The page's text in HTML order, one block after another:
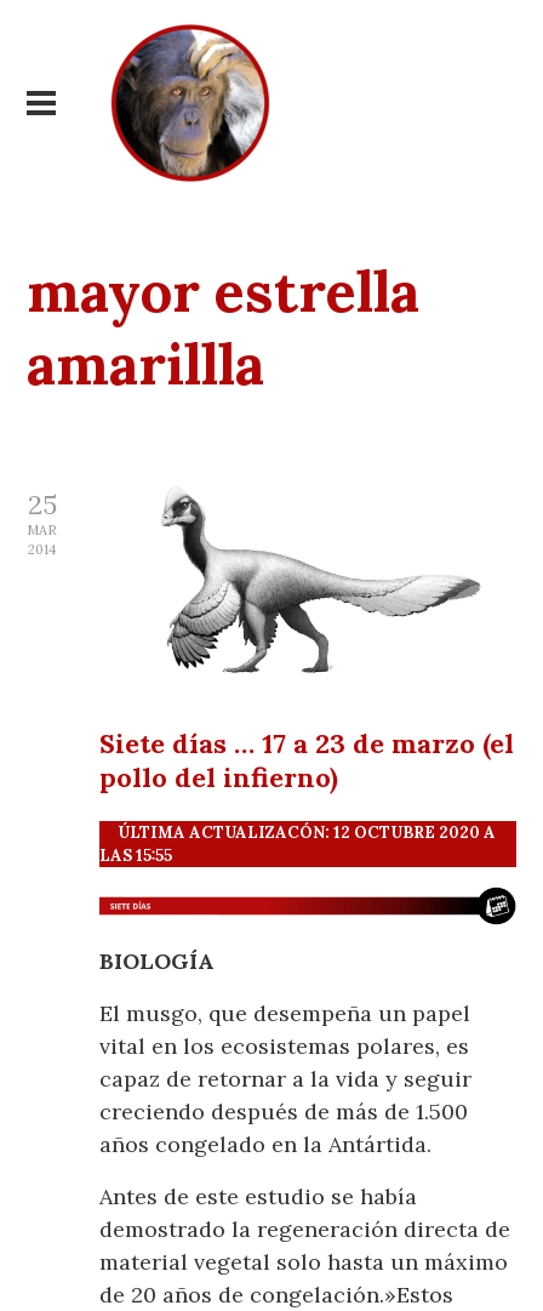
mayor estrella
amarillla
25
MAR
2014
Siete días … 17 a 23 de marzo (el
pollo del infierno)
ÚLTIMA ACTUALIZACÓN: 12 OCTUBRE 2020 A
LAS 15:55
BIOLOGÍA
El musgo, que desempeña un papel
vital en los ecosistemas polares, es
capaz de retornar a la vida y seguir
creciendo después de más de 1.500
años congelado en la Antártida.
Antes de este estudio se había
demostrado la regeneración directa de
material vegetal solo hasta un máximo
de 20 años de congelación.»Estos